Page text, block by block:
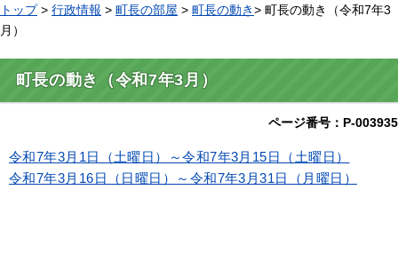
トップ> 行政情報 > 町長の部屋 > 町長の動き> 町長の動き（令和7年3
月）
町長の動き（令和7年3月）
ページ番号：P-003935
令和7年3月1日（土曜日）～令和7年3月15日（土曜日）
令和7年3月16日（日曜日）～令和7年3月31日（月曜日）